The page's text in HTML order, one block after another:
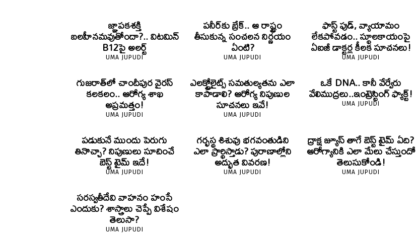
జ్ఞాపకశక్తి
బలహీనమవుతోందా?.. విటమిన్
B12పై అలర్ట్
UMA JUPUDI
పనీర్‌కు బ్రేక్.. ఆ రాష్ట్రం
తీసుకున్న సంచలన నిర్ణయం
ఏంటి?
UMA JUPUDI
ఫాస్ట్ ఫుడ్, వ్యాయామం
లేకపోవడం.. స్థూలకాయంపై
ఏఐజీ డాక్టర్ల కీలక సూచనలు!
UMA JUPUDI
గుజరాత్‌లో చాందీపుర వైరస్
కలకలం.. ఆరోగ్య శాఖ
అప్రమత్తం!
UMA JUPUDI
ఎలక్ట్రోలైట్స్ సమతుల్యతను ఎలా
కాపాడాలి? ఆరోగ్య నిపుణుల
సూచనలు ఇవే!
UMA JUPUDI
ఒకే DNA.. కానీ వేర్వేరు
వేలిముద్రలు..ఇంట్రెస్టింగ్ ఫ్యాక్ట్!
UMA JUPUDI
పడుకునే ముందు పెరుగు
తినొచ్చా? నిపుణులు సూచించే
బెస్ట్ టైమ్ ఇదే!
UMA JUPUDI
గర్భస్థ శిశువు భగవంతుడిని
ఎలా ప్రార్థిస్తాడు? పురాణాల్లోని
అద్భుత వివరణ!
UMA JUPUDI
ద్రాక్ష జ్యూస్ తాగే బెస్ట్ టైమ్ ఏది?
ఆరోగ్యానికి ఎలా మేలు చేస్తుందో
తెలుసుకోండి!
UMA JUPUDI
సరస్వతీదేవి వాహనం హంసే
ఎందుకు? శాస్త్రాలు చెప్పే విశేషం
తెలుసా?
UMA JUPUDI